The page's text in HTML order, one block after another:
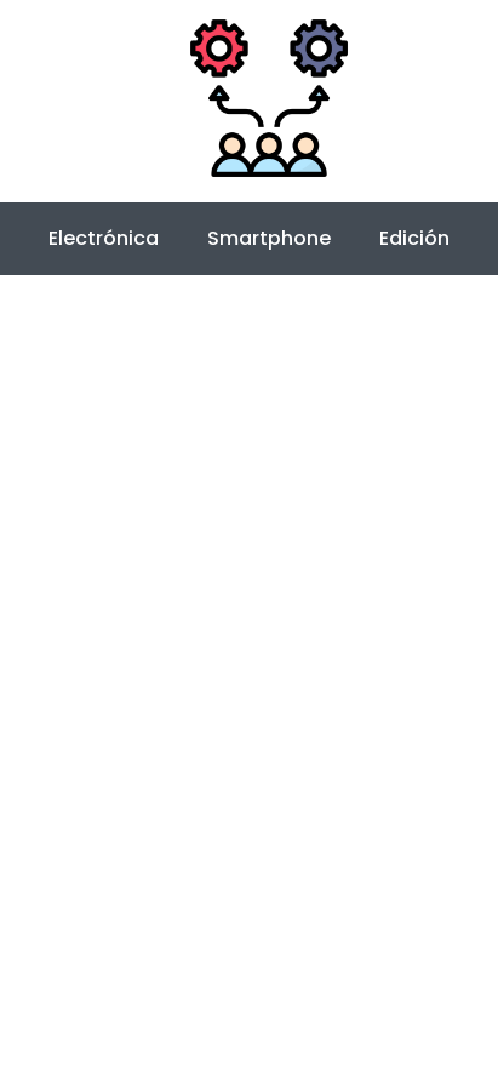
Electrónica Smartphone Edición